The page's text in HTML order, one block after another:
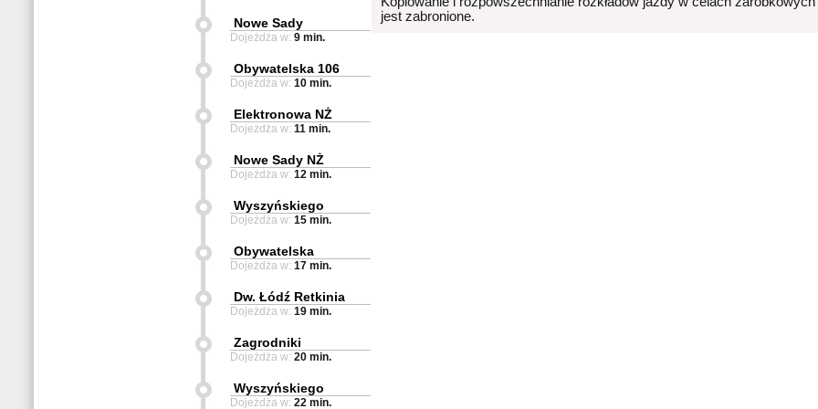
jest zabronione.
Nowe Sady
Dojeżdża w: 9 min.
Obywatelska 106
Dojeżdża w: 10 min.
Elektronowa NŻ
Dojeżdża w: 11 min.
Nowe Sady NŻ
Dojeżdża w: 12 min.
Wyszyńskiego
Dojeżdża w: 15 min.
Obywatelska
Dojeżdża w: 17 min.
Dw. Łódź Retkinia
Dojeżdża w: 19 min.
Zagrodniki
Dojeżdża w: 20 min.
Wyszyńskiego
Dojeżdża w: 22 min.